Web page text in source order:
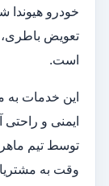
خودرو هیوندا
تعویض
است.
این خدمات
ایمنی و راحتی
توسط تیم
وقت به